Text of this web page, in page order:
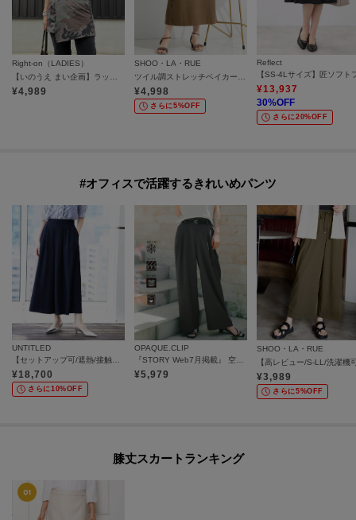
Right-on（LADIES）
¥4,989
SHOO・LA・RUE
¥4,998
さらに5%OFF
Reflect
¥13,937
30%OFF
さらに20%OFF
#オフィスで活躍するきれいめパンツ
UNTITLED
【セットアップ可/遮熱/接触冷感/UVカット】リラクシーガウチョパンツ
¥18,700
さらに10%OFF
OPAQUE.CLIP
『STORY Web7月掲載』 空気パンツ《接触冷感／UVケア／吸水速乾／防シワ／洗濯機OK》
¥5,979
SHOO・LA・RUE
¥3,989
さらに5%OFF
膝丈スカートランキング